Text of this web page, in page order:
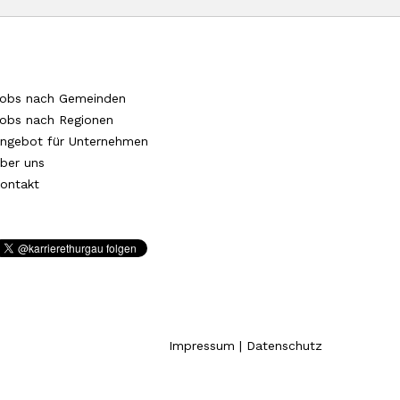
nach Gemeinden
nach Regionen
für Unternehmen
uns
Impressum | Datenschutz